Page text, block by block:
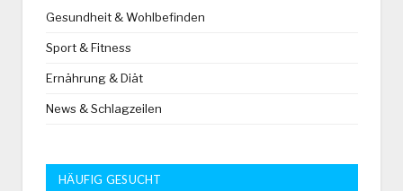
Gesundheit & Wohlbefinden
Sport & Fitness
Ernährung & Diät
News & Schlagzeilen
HÄUFIG GESUCHT